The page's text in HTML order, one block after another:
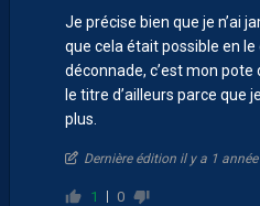
Je précise bien que je n’ai
que cela était possible en
déconnade, c’est mon pote
le titre d’ailleurs parce que
plus.
Dernière édition il y a 1
1 0